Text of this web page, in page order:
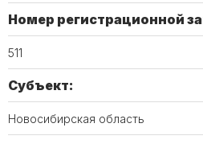
Номер регистрационной
511
Субъект:
Новосибирская область